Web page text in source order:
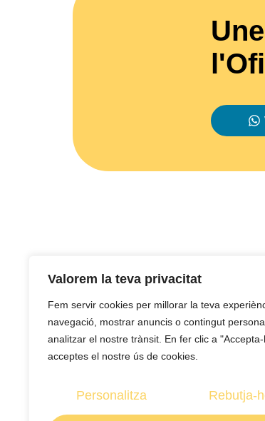
Valorem la teva privacitat
Fem servir cookies per millorar la teva
navegació, mostrar anuncis o contingut
analitzar el nostre trànsit. En fer clic a "Accepta-
acceptes el nostre ús de cookies.
Personalitza Rebutja-
T’oferim els recursos que
construir el teu projecte de vida.